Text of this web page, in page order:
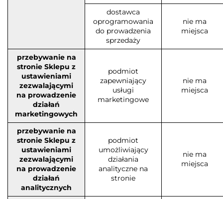
dostawca
oprogramowania
do prowadzenia
sprzedaży
nie ma
miejsca
przebywanie na
stronie Sklepu z
ustawieniami
zezwalającymi
na prowadzenie
działań
marketingowych
podmiot
zapewniający
usługi
marketingowe
nie ma
miejsca
przebywanie na
stronie Sklepu z
ustawieniami
zezwalającymi
na prowadzenie
działań
analitycznych
podmiot
umożliwiający
działania
analityczne na
stronie
nie ma
miejsca